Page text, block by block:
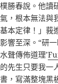
勝春說。他讀
，根本無法與
本定律！」莪
響至深。“研
水聲傳佈道理’
先生只要我一
，寫滿整塊黑